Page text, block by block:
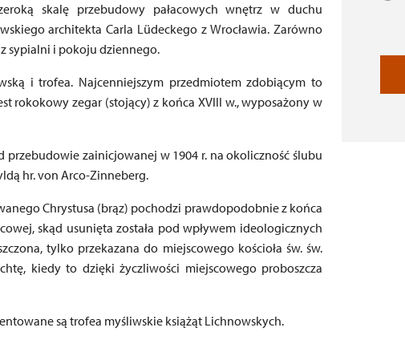
skalę przebudowy pałacowych wnętrz w duchu
architekta Carla Lüdeckego z Wrocławia. Zarówno
z sypialni i pokoju dziennego.
i trofea. Najcenniejszym przedmiotem zdobiącym to
rokokowy zegar (stojący) z końca XVIII w., wyposażony w
przebudowie zainicjowanej w 1904 r. na okoliczność ślubu
hr. von Arco-Zinneberg.
Chrystusa (brąz) pochodzi prawdopodobnie z końca
skąd usunięta została pod wpływem ideologicznych
tylko przekazana do miejscowego kościoła św. św.
kiedy to dzięki życzliwości miejscowego proboszcza
są trofea myśliwskie książąt Lichnowskych.